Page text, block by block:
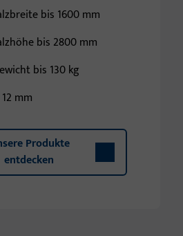
bis 1600 mm
bis 2800 mm
bis 130 kg
mm
Produkte
entdecken